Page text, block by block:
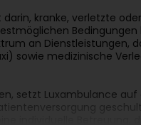
kranke, verletzte
an Dienstleistungen,
sowie medizinische
setzt Luxambulance